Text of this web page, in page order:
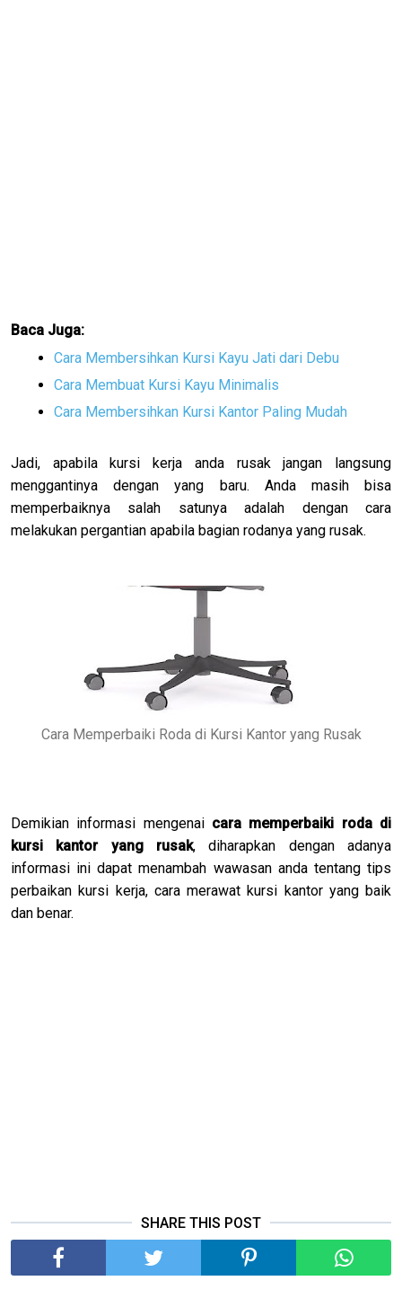
Baca Juga:
Cara Membersihkan Kursi Kayu Jati dari Debu
Cara Membuat Kursi Kayu Minimalis
Cara Membersihkan Kursi Kantor Paling Mudah
Jadi, apabila kursi kerja anda rusak jangan langsung
menggantinya dengan yang baru. Anda masih bisa
memperbaiknya salah satunya adalah dengan cara
melakukan pergantian apabila bagian rodanya yang rusak.
Cara Memperbaiki Roda di Kursi Kantor yang Rusak
Demikian informasi mengenai cara memperbaiki roda di
kursi kantor yang rusak, diharapkan dengan adanya
informasi ini dapat menambah wawasan anda tentang tips
perbaikan kursi kerja, cara merawat kursi kantor yang baik
dan benar.
SHARE THIS POST